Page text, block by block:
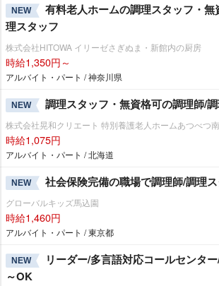
NEW
有料老人ホームの調理スタッフ・
理スタッフ
株式会社HITOWA イリーゼさぎぬま・新館内の厨房
時給1,350円～
アルバイト・パート / 神奈川県
NEW 調理スタッフ・無資格可の調理師/
株式会社晃和クリエート 特別養護老人ホームあつべつ
時給1,075円
アルバイト・パート / 北海道
NEW 社会保険完備の職場で調理師/調理
グローバルキッズ馬込園
時給1,460円
アルバイト・パート / 東京都
NEW
リーダー/多言語対応コールセンタ
～OK